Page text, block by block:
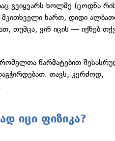
გვიყვარს ხოლმე (ცოდნა
მკითხველი ხართ, დიდი
თუმცა, ვინ იცის — იქნებ
რომელთა წარმატებით
თავს, კერძოდ,
იცი ფიზიკა?